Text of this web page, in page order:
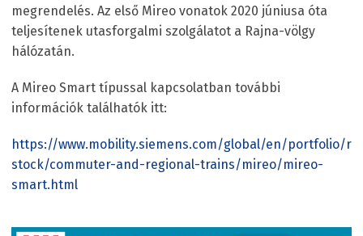
megrendelés. Az első Mireo vonatok 2020 júniusa óta
teljesítenek utasforgalmi szolgálatot a Rajna-völgy
hálózatán.
A Mireo Smart típussal kapcsolatban további
információk találhatók itt:
https://www.mobility.siemens.com/global/en/portfolio/
stock/commuter-and-regional-trains/mireo/mireo-
smart.html